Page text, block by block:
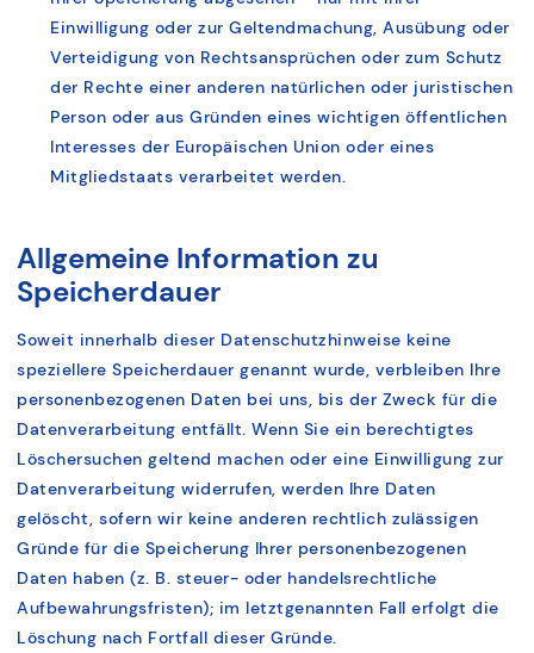
Einwilligung oder zur Geltendmachung, Ausübung oder
Verteidigung von Rechtsansprüchen oder zum Schutz
der Rechte einer anderen natürlichen oder juristischen
Person oder aus Gründen eines wichtigen öffentlichen
Interesses der Europäischen Union oder eines
Mitgliedstaats verarbeitet werden.
Allgemeine Information zu
Speicherdauer
Soweit innerhalb dieser Datenschutzhinweise keine
speziellere Speicherdauer genannt wurde, verbleiben Ihre
personenbezogenen Daten bei uns, bis der Zweck für die
Datenverarbeitung entfällt. Wenn Sie ein berechtigtes
Löschersuchen geltend machen oder eine Einwilligung zur
Datenverarbeitung widerrufen, werden Ihre Daten
gelöscht, sofern wir keine anderen rechtlich zulässigen
Gründe für die Speicherung Ihrer personenbezogenen
Daten haben (z. B. steuer- oder handelsrechtliche
Aufbewahrungsfristen); im letztgenannten Fall erfolgt die
Löschung nach Fortfall dieser Gründe.